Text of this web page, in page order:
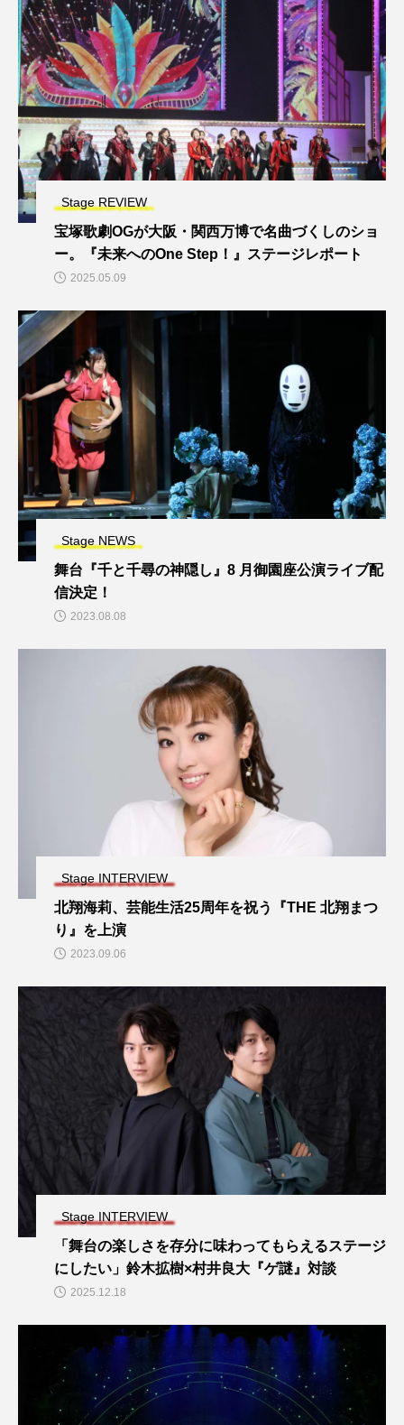
Stage REVIEW
宝塚歌劇OGが大阪・関西万博で名曲づくしのショ
ー。『未来へのOne Step！』ステージレポート
2025.05.09
Stage NEWS
舞台『千と千尋の神隠し』8 月御園座公演ライブ配
信決定！
2023.08.08
Stage INTERVIEW
北翔海莉、芸能生活25周年を祝う『THE 北翔まつ
り』を上演
2023.09.06
Stage INTERVIEW
「舞台の楽しさを存分に味わってもらえるステージ
にしたい」鈴木拡樹×村井良大『ゲ謎』対談
2025.12.18